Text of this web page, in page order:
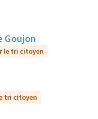
Goujon
le tri citoyen
tri citoyen